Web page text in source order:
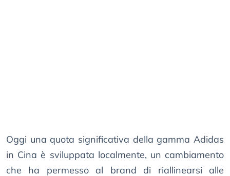
Oggi una quota significativa della gamma Adidas
in Cina è sviluppata localmente, un cambiamento
che ha permesso al brand di riallinearsi alle